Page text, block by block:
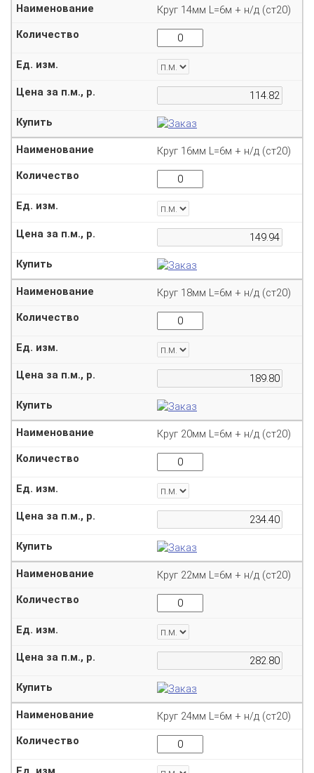
Круг 14мм L=6м + н/д (ст20)
Круг 16мм L=6м + н/д (ст20)
Круг 18мм L=6м + н/д (ст20)
Круг 20мм L=6м + н/д (ст20)
Круг 22мм L=6м + н/д (ст20)
Круг 24мм L=6м + н/д (ст20)